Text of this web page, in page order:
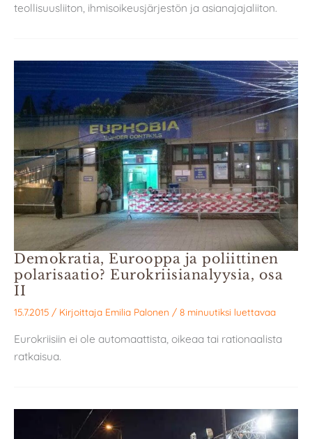
teollisuusliiton, ihmisoikeusjärjestön ja asianajajaliiton.
Demokratia, Eurooppa ja poliittinen
polarisaatio? Eurokriisianalyysia, osa
II
15.7.2015 / Kirjoittaja Emilia Palonen / 8 minuutiksi luettavaa
Eurokriisiin ei ole automaattista, oikeaa tai rationaalista
ratkaisua.